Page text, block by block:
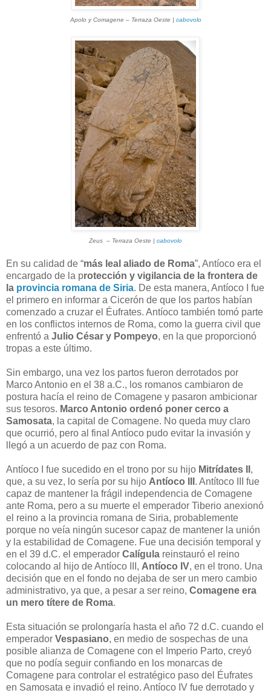
Apolo y Comagene – Terraza Oeste | cabovolo
Zeus – Terraza Oeste | cabovolo
En su calidad de “más leal aliado de Roma”, Antíoco era el
encargado de la protección y vigilancia de la frontera de
la provincia romana de Siria. De esta manera, Antíoco I fue
el primero en informar a Cicerón de que los partos habían
comenzado a cruzar el Éufrates. Antíoco también tomó parte
en los conflictos internos de Roma, como la guerra civil que
enfrentó a Julio César y Pompeyo, en la que proporcionó
tropas a este último.
Sin embargo, una vez los partos fueron derrotados por
Marco Antonio en el 38 a.C., los romanos cambiaron de
postura hacía el reino de Comagene y pasaron ambicionar
sus tesoros. Marco Antonio ordenó poner cerco a
Samosata, la capital de Comagene. No queda muy claro
que ocurrió, pero al final Antíoco pudo evitar la invasión y
llegó a un acuerdo de paz con Roma.
Antíoco I fue sucedido en el trono por su hijo Mitrídates II ,
que, a su vez, lo sería por su hijo Antíoco III . Antítoco III fue
capaz de mantener la frágil independencia de Comagene
ante Roma, pero a su muerte el emperador Tiberio anexionó
el reino a la provincia romana de Siria, probablemente
porque no veía ningún sucesor capaz de mantener la unión
y la estabilidad de Comagene. Fue una decisión temporal y
en el 39 d.C. el emperador Calígula reinstauró el reino
colocando al hijo de Antíoco III, Antíoco IV, en el trono. Una
decisión que en el fondo no dejaba de ser un mero cambio
administrativo, ya que, a pesar a ser reino, Comagene era
un mero títere de Roma.
Esta situación se prolongaría hasta el año 72 d.C. cuando el
emperador Vespasiano, en medio de sospechas de una
posible alianza de Comagene con el Imperio Parto, creyó
que no podía seguir confiando en los monarcas de
Comagene para controlar el estratégico paso del Éufrates
en Samosata e invadió el reino. Antíoco IV fue derrotado y